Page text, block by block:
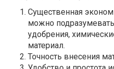
Существенная
можно
удобрения,
материал.
Точность внесения